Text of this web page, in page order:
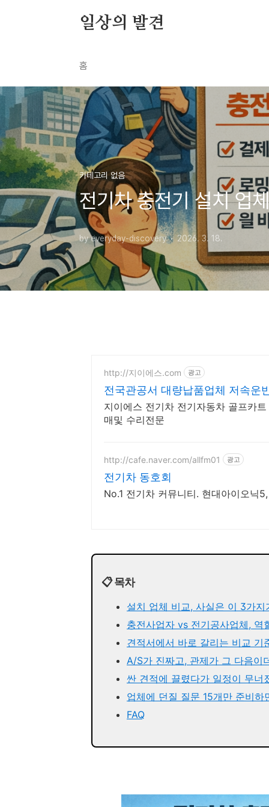
일상의 발견
홈
카테고리 없음
전기차 충전기 설치 업
by everyday-discovery 2026. 3. 18.
http://지이에스.com 광고
전국관공서 대량납품업체 저속운
지이에스 전기차 전기자동차 골프카
매및 수리전문
http://cafe.naver.com/allfm01 광고
전기차 동호회
No.1 전기차 커뮤니티. 현대아이오닉
📋 목차
설치 업체 비교, 사실은 이 3가지
충전사업자 vs 전기공사업체, 역
견적서에서 바로 갈리는 비교 기
A/S가 진짜고, 관제가 그 다음이
싼 견적에 끌렸다가 일정이 무너
업체에 던질 질문 15개만 준비하
FAQ